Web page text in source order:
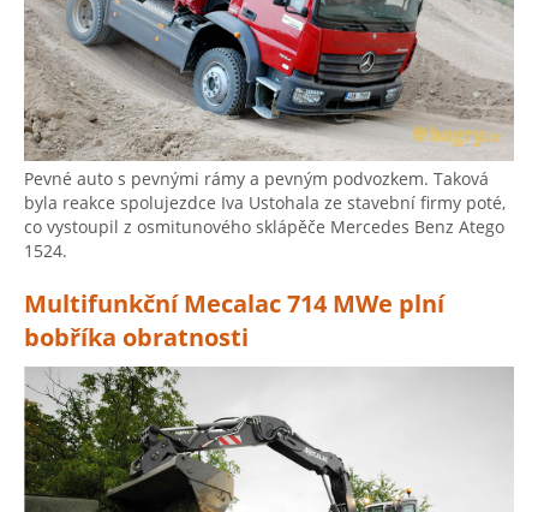
Pevné auto s pevnými rámy a pevným podvozkem. Taková
byla reakce spolujezdce Iva Ustohala ze stavební firmy poté,
co vystoupil z osmitunového sklápěče Mercedes Benz Atego
1524.
Multifunkční Mecalac 714 MWe plní
bobříka obratnosti